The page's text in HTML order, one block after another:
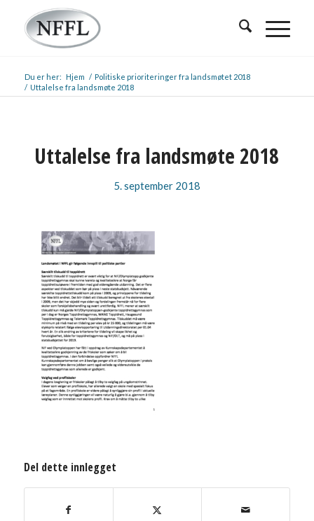
Du er her: Hjem / Politiske prioriteringer fra landsmøtet 2018
/ Uttalelse fra landsmøte 2018
Uttalelse fra landsmøte 2018
5. september 2018
Del dette innlegget